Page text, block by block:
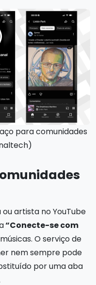
para comunidades
artista no YouTube
“Conecte-se com
O serviço de
nem sempre pode
por uma aba